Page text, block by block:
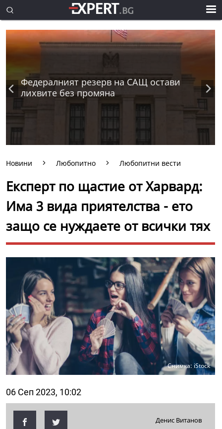
Федералният резерв на САЩ остави
лихвите без промяна
Новини Любопитно Любопитни вести
Експерт по щастие от Харвард:
Има 3 вида приятелства - ето
защо се нуждаете от всички тях
Снимка: iStock
06 Сеп 2023, 10:02
Денис Витанов